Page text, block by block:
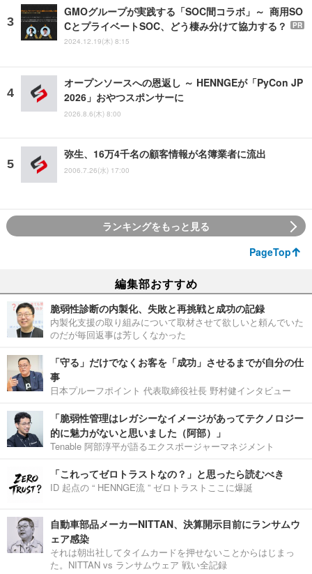
GMOグループが実践する「SOC間コラボ」～ 商用SO
CとプライベートSOC、どう棲み分けて協力する？
PR
2024.12.19(木) 8:15
オープンソースへの恩返し ～ HENNGEが「PyCon JP
2026」おやつスポンサーに
2026.8.6(木) 8:00
弥生、16万4千名の顧客情報が名簿業者に流出
2006.7.26(水) 17:00
ランキングをもっと見る
PageTop
編集部おすすめ
脆弱性診断の内製化、失敗と再挑戦と成功の記録
内製化支援の取り組みについて取材させて欲しいと頼んでいた
のだが毎回返事は芳しくなかった
「守る」だけでなくお客を「成功」させるまでが自分の仕
事
日本プルーフポイント 代表取締役社長 野村健インタビュー
「脆弱性管理はレガシーなイメージがあってテクノロジー
的に魅力がないと思いました（阿部）」
Tenable 阿部淳平が語るエクスポージャーマネジメント
「これってゼロトラストなの？」と思ったら読むべき
ID 起点の “ HENNGE流 ” ゼロトラストここに爆誕
自動車部品メーカーNITTAN、決算開示目前にランサムウ
ェア感染
それは朝出社してタイムカードを押せないことからはじまっ
た。NITTAN vs ランサムウェア 戦い全記録